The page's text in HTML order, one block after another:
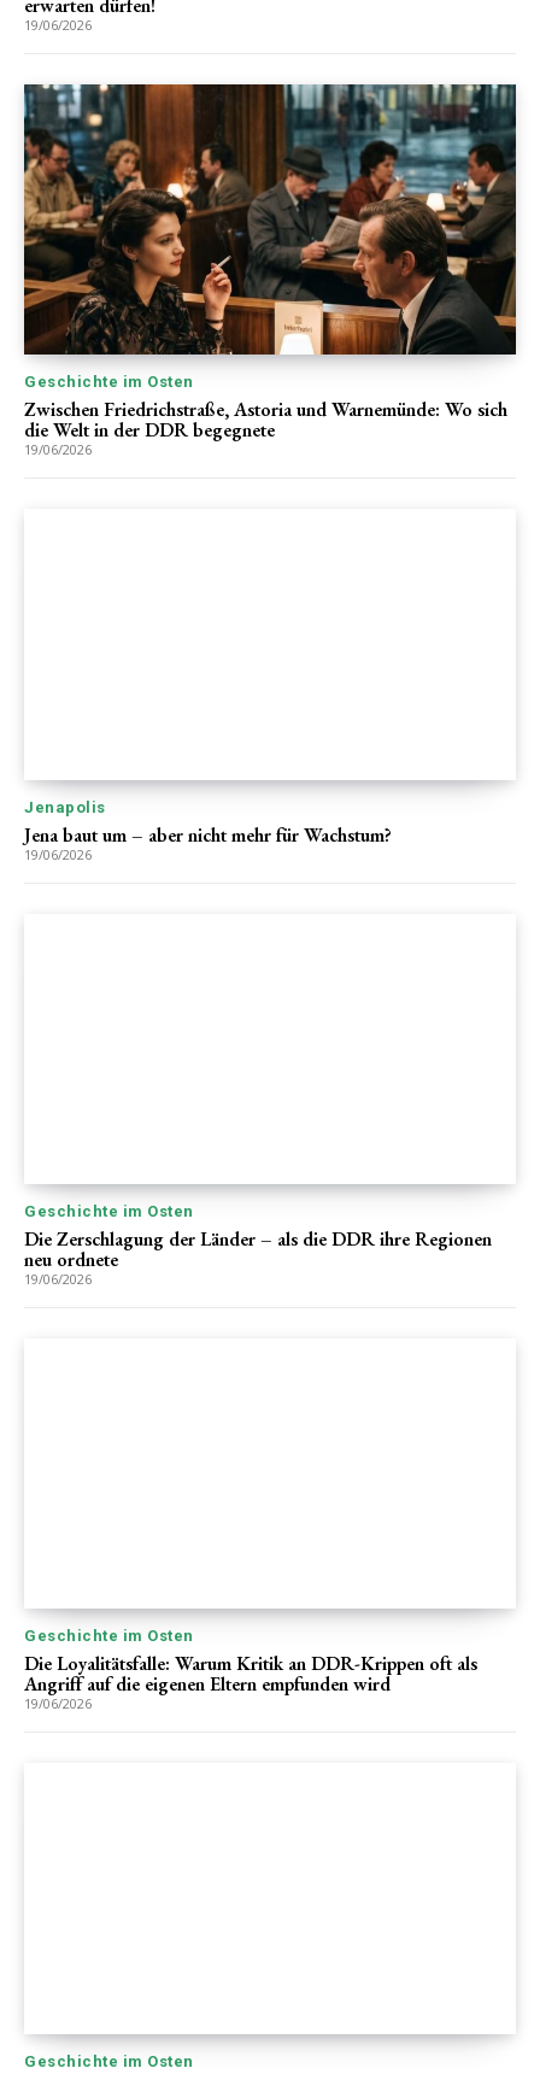
erwarten dürfen!
19/06/2026
Geschichte im Osten
Zwischen Friedrichstraße, Astoria und Warnemünde: Wo sich
die Welt in der DDR begegnete
19/06/2026
Jenapolis
Jena baut um – aber nicht mehr für Wachstum?
19/06/2026
Geschichte im Osten
Die Zerschlagung der Länder – als die DDR ihre Regionen
neu ordnete
19/06/2026
Geschichte im Osten
Die Loyalitätsfalle: Warum Kritik an DDR-Krippen oft als
Angriff auf die eigenen Eltern empfunden wird
19/06/2026
Geschichte im Osten